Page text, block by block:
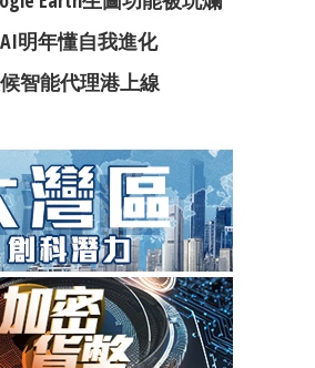
明年懂自我進化
智能代理港上線